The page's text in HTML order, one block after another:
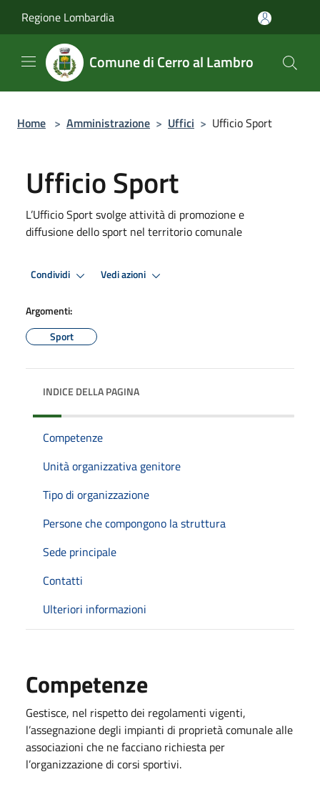
Regione Lombardia
Comune di Cerro al Lambro
Home > Amministrazione > Uffici > Ufficio Sport
Ufficio Sport
L’Ufficio Sport svolge attività di promozione e
diffusione dello sport nel territorio comunale
Condividi Vedi azioni
Argomenti:
Sport
INDICE DELLA PAGINA
Competenze
Unità organizzativa genitore
Tipo di organizzazione
Persone che compongono la struttura
Sede principale
Contatti
Ulteriori informazioni
Competenze
Gestisce, nel rispetto dei regolamenti vigenti,
l’assegnazione degli impianti di proprietà comunale alle
associazioni che ne facciano richiesta per
l’organizzazione di corsi sportivi.